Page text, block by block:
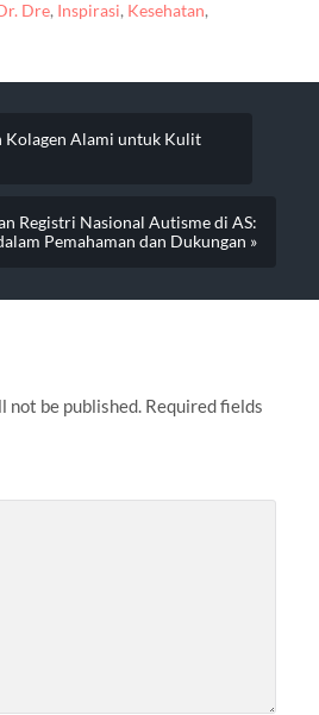
Dre, Inspirasi, Kesehatan,
Kolagen Alami untuk Kulit
Registri Nasional Autisme di AS:
Pemahaman dan Dukungan »
not be published. Required fields